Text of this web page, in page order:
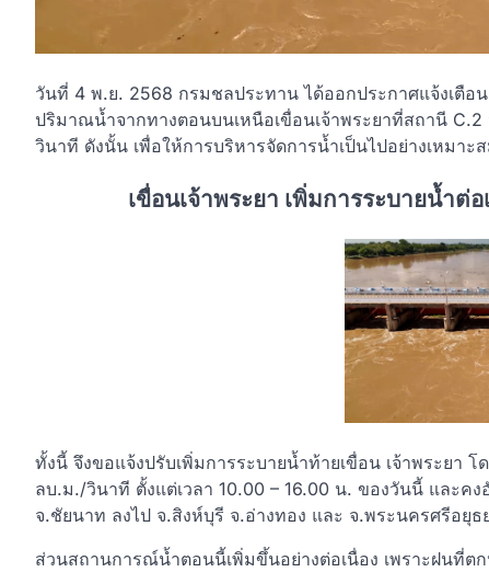
วันที่ 4 พ.ย. 2568 กรมชลประทาน ได้ออกประกาศแจ้งเตือ
ปริมาณน้ำจากทางตอนบนเหนือเขื่อนเจ้าพระยาที่สถานี
วินาที ดังนั้น เพื่อให้การบริหารจัดการน้ำเป็นไปอย่างเหม
เขื่อนเจ้าพระยา เพิ่มการระบายน้ำ
ทั้งนี้ จึงขอแจ้งปรับเพิ่มการระบายน้ำท้ายเขื่อน เจ้าพระยา
ลบ.ม./วินาที ตั้งแต่เวลา 10.00 – 16.00 น. ของวันนี้ และค
จ.ชัยนาท ลงไป จ.สิงห์บุรี จ.อ่างทอง และ จ.พระนครศรีอยุ
ส่วนสถานการณ์น้ำตอนนี้เพิ่มขึ้นอย่างต่อเนื่อง เพราะฝนที่